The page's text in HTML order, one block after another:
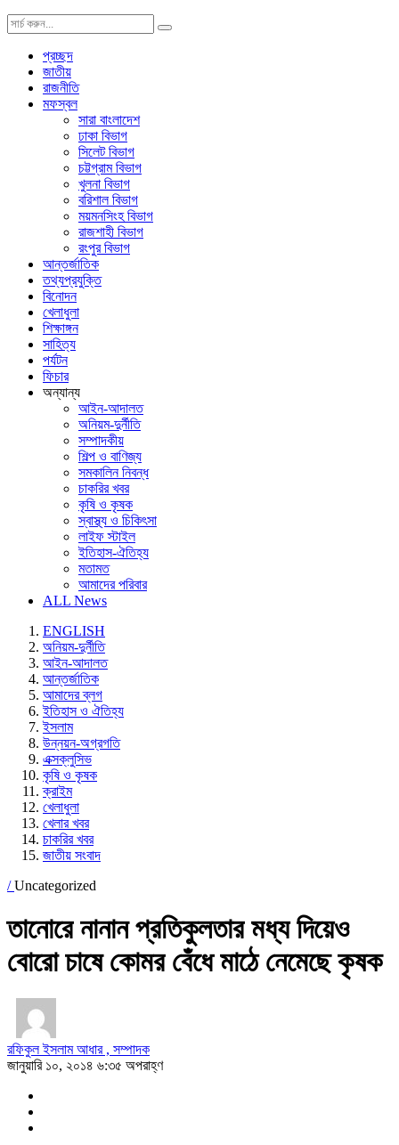
প্রচ্ছদ
জাতীয়
রাজনীতি
মফস্বল
সারা বাংলাদেশ
ঢাকা বিভাগ
সিলেট বিভাগ
চট্টগ্রাম বিভাগ
খুলনা বিভাগ
বরিশাল বিভাগ
ময়মনসিংহ বিভাগ
রাজশাহী বিভাগ
রংপুর বিভাগ
আন্তর্জাতিক
তথ্যপ্রযুক্তি
বিনোদন
খেলাধুলা
শিক্ষাঙ্গন
সাহিত্য
পর্যটন
ফিচার
অন্যান্য
আইন-আদালত
অনিয়ম-দুর্নীতি
সম্পাদকীয়
শিল্প ও বাণিজ্য
সমকালিন নিবন্ধ
চাকরির খবর
কৃষি ও কৃষক
স্বাস্থ্য ও চিকিৎসা
লাইফ স্টাইল
ইতিহাস-ঐতিহ্য
মতামত
আমাদের পরিবার
ALL News
ENGLISH
অনিয়ম-দুর্নীতি
আইন-আদালত
আন্তর্জাতিক
আমাদের ব্লগ
ইতিহাস ও ঐতিহ্য
ইসলাম
উন্নয়ন-অগ্রগতি
এক্সক্লুসিভ
কৃষি ও কৃষক
ক্রাইম
খেলাধুলা
খেলার খবর
চাকরির খবর
জাতীয় সংবাদ
/Uncategorized
তানোরে নানান প্রতিকুলতার মধ্য দিয়েও
বোরো চাষে কোমর বেঁধে মাঠে নেমেছে কৃষক
রফিকুল ইসলাম আধার , সম্পাদক
জানুয়ারি ১০, ২০১৪ ৬:৩৫ অপরাহ্ণ